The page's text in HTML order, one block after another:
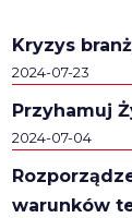
Kryzys
2024-07-23
Przyhamuj
2024-07-04
warunków